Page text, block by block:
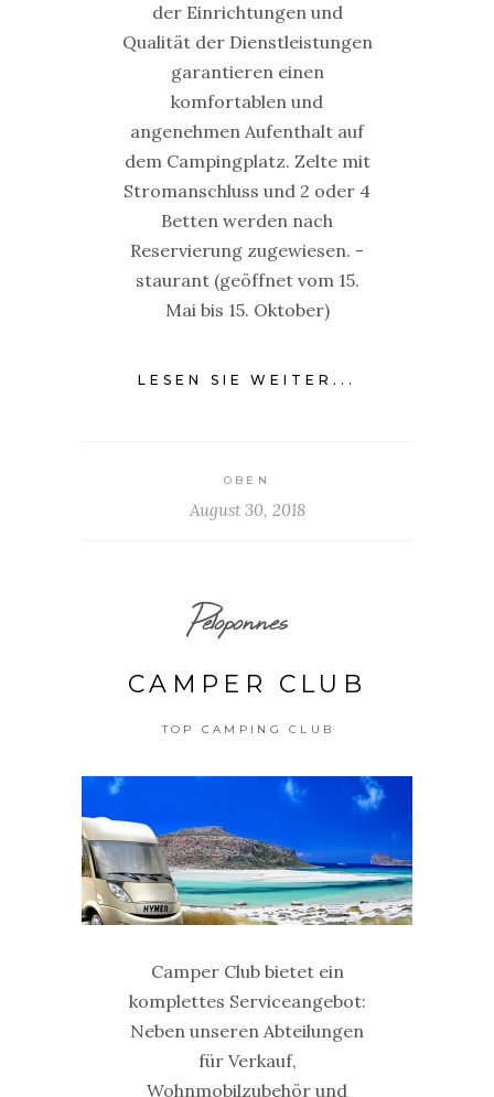
der Einrichtungen und
Qualität der Dienstleistungen
garantieren einen
komfortablen und
angenehmen Aufenthalt auf
dem Campingplatz. Zelte mit
Stromanschluss und 2 oder 4
Betten werden nach
Reservierung zugewiesen. -
staurant (geöffnet vom 15.
Mai bis 15. Oktober)
LESEN SIE WEITER...
OBEN
August 30, 2018
Peloponnes
CAMPER CLUB
TOP CAMPING CLUB
Camper Club bietet ein
komplettes Serviceangebot:
Neben unseren Abteilungen
für Verkauf,
Wohnmobilzubehör und